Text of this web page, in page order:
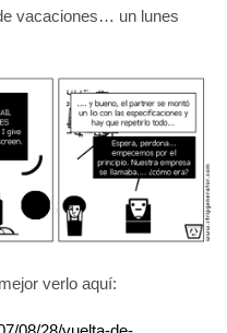
vacaciones… un lunes
verlo aquí: